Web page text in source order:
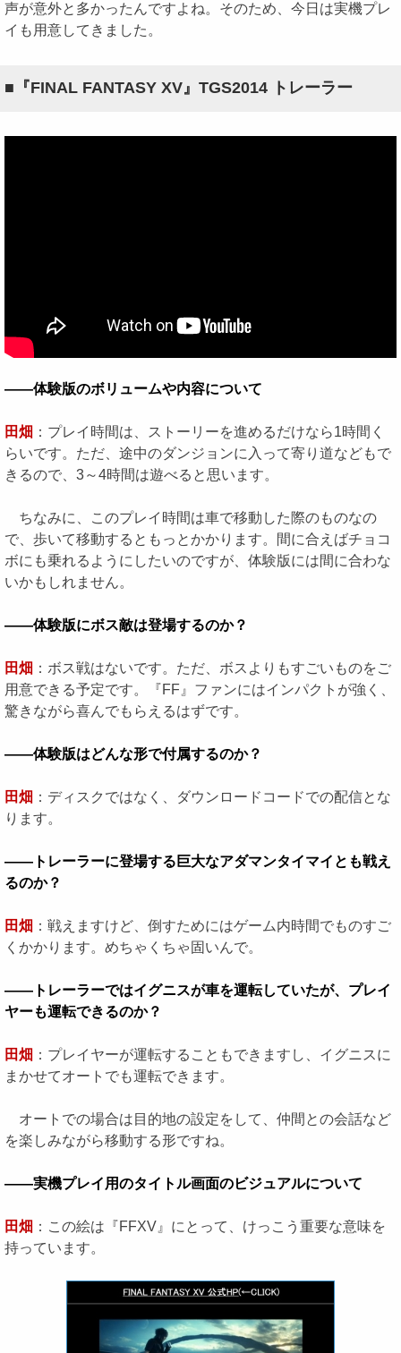
声が意外と多かったんですよね。そのため、今日は実機プレ
イも用意してきました。
■『FINAL FANTASY XV』TGS2014 トレーラー
――体験版のボリュームや内容について
田畑 ：プレイ時間は、ストーリーを進めるだけなら1時間く
らいです。ただ、途中のダンジョンに入って寄り道などもで
きるので、3～4時間は遊べると思います。
ちなみに、このプレイ時間は車で移動した際のものなの
で、歩いて移動するともっとかかります。間に合えばチョコ
ボにも乗れるようにしたいのですが、体験版には間に合わな
いかもしれません。
――体験版にボス敵は登場するのか？
田畑 ：ボス戦はないです。ただ、ボスよりもすごいものをご
用意できる予定です。『FF』ファンにはインパクトが強く、
驚きながら喜んでもらえるはずです。
――体験版はどんな形で付属するのか？
田畑 ：ディスクではなく、ダウンロードコードでの配信とな
ります。
――トレーラーに登場する巨大なアダマンタイマイとも戦え
るのか？
田畑 ：戦えますけど、倒すためにはゲーム内時間でものすご
くかかります。めちゃくちゃ固いんで。
――トレーラーではイグニスが車を運転していたが、プレイ
ヤーも運転できるのか？
田畑 ：プレイヤーが運転することもできますし、イグニスに
まかせてオートでも運転できます。
オートでの場合は目的地の設定をして、仲間との会話など
を楽しみながら移動する形ですね。
――実機プレイ用のタイトル画面のビジュアルについて
田畑 ：この絵は『FFXV』にとって、けっこう重要な意味を
持っています。